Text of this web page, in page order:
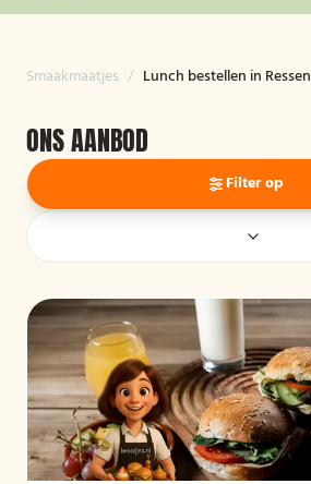
Smaakmaatjes / Lunch bestellen in Ressen
ONS AANBOD
Filter op